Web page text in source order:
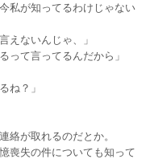
私が知ってるわけじゃない
えないんじゃ、」
って言ってるんだから」
ね？」
絡が取れるのだとか。
喪失の件についても知って